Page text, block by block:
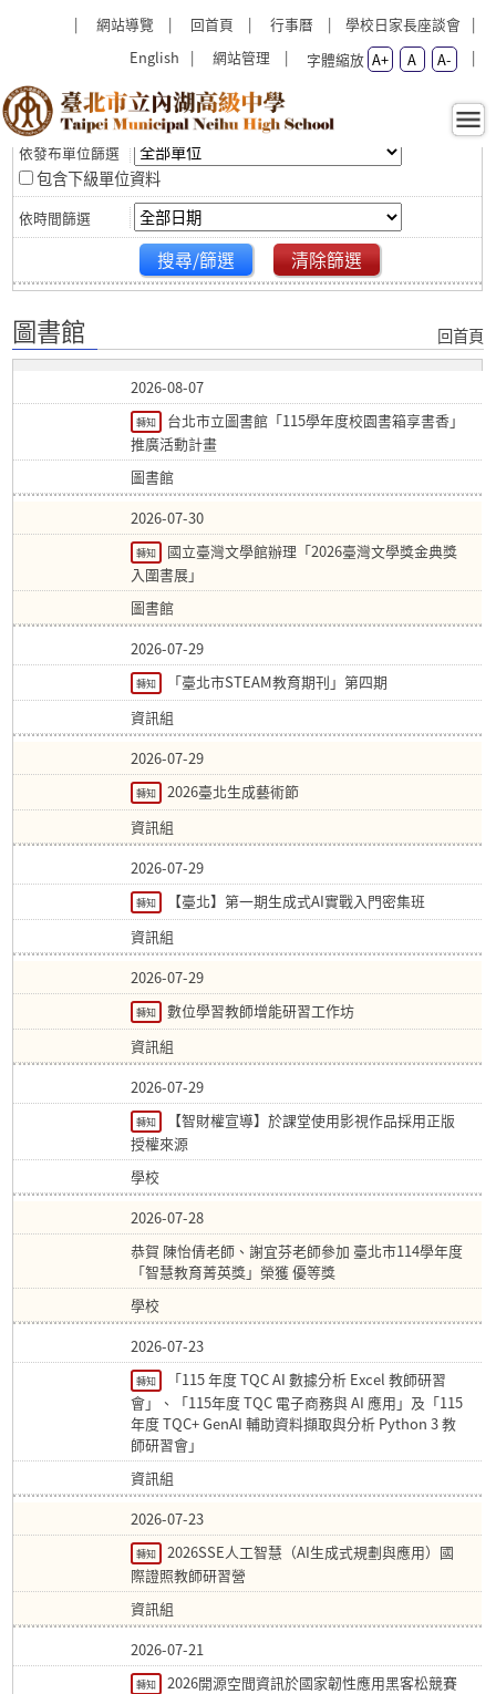
網站導覽
回首頁 行事曆
學校日家長座談會
English
網站管理 字體縮放 A+ A A-
圖書館 - 臺北市立內湖高級中
學
包含下級單位資料
搜尋/篩選 清除篩選
圖書館 回首頁
2026-08-07
轉知
台北市立圖書館「115學年度校園書箱享書香」
推廣活動計畫
圖書館
2026-07-30
轉知
國立臺灣文學館辦理「2026臺灣文學獎金典獎
入圍書展」
圖書館
2026-07-29
轉知
「臺北市STEAM教育期刊」第四期
資訊組
2026-07-29
轉知
2026臺北生成藝術節
資訊組
2026-07-29
轉知
【臺北】第一期生成式AI實戰入門密集班
資訊組
2026-07-29
轉知
數位學習教師增能研習工作坊
資訊組
2026-07-29
轉知
【智財權宣導】於課堂使用影視作品採用正版
授權來源
學校
2026-07-28
恭賀 陳怡倩老師、謝宜芬老師參加 臺北市114學年度
「智慧教育菁英獎」榮獲 優等獎
學校
2026-07-23
轉知
「115 年度 TQC AI 數據分析 Excel 教師研習
會」、「115年度 TQC 電子商務與 AI 應用」及「115
年度 TQC+ GenAI 輔助資料擷取與分析 Python 3 教
師研習會」
資訊組
2026-07-23
轉知
2026SSE人工智慧（AI生成式規劃與應用）國
際證照教師研習營
資訊組
2026-07-21
轉知
2026開源空間資訊於國家韌性應用黑客松競賽